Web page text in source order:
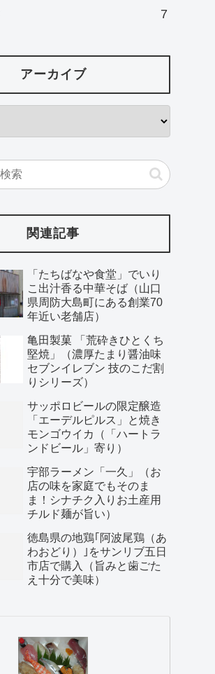
7
アーカイブ
関連記事
「たちばなや食堂」でいり
こ出汁香る中華そば（山口
県周防大島町にある創業70
年近い老舗店）
亀田製菓 「荒砕きひとくち
堅焼」（濃厚たまり醤油味
セブンイレブン 技のこだ割
りシリーズ）
サッポロビールの限定醸造
「エーデルピルス」と焼き
モンゴウイカ（「ハートラ
ンドビール」寄り）
宇部ラーメン「一久」（お
店の味を家庭でもそのま
ま！シナチク入りお土産用
チルド麺が旨い）
徳島県の地鶏｢阿波尾鶏（あ
わおどり）｣をサンリブ五日
市店で購入（旨みと歯ごた
え十分で美味）